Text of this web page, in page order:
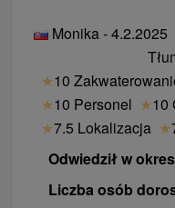
Monika - 4.2.2025
★10
★10 Personel ★10
★7.5 Lokalizacja ★
Odwiedził w
Liczba osób